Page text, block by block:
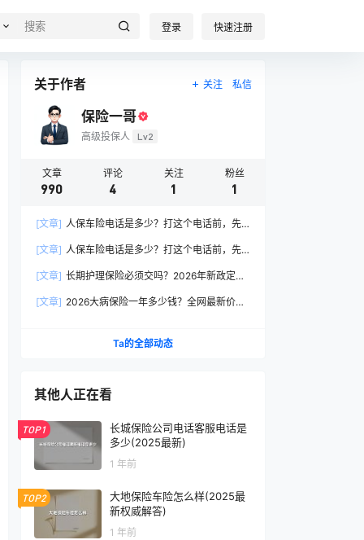
登录 快速注册
关于作者 关注 私信
保险一哥
高级投保人 Lv2
文章
990
评论
4
关注
1
粉丝
1
[文章] 人保车险电话是多少？打这个电话前，先
[文章] 人保车险电话是多少？打这个电话前，先
[文章] 长期护理保险必须交吗？2026年新政定
[文章] 2026大病保险一年多少钱？全网最新价格
Ta的全部动态
其他人正在看
TOP1
长城保险公司电话客服电话是
多少(2025最新)
1 年前
TOP2
大地保险车险怎么样(2025最
新权威解答)
1 年前